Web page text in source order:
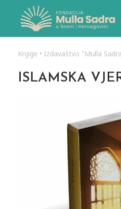
Knjige • Izdavaštvo "Mulla
ISLAMSKA